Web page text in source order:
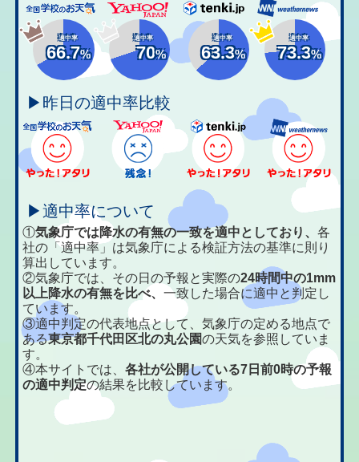
適中率
66.7%
適中率
70%
適中率
63.3%
適中率
73.3%
▶昨日の適中率比較
▶適中率について
①気象庁では降水の有無の一致を適中としており、各
社の「適中率」は気象庁による検証方法の基準に則り
算出しています。
②気象庁では、その日の予報と実際の24時間中の1mm
以上降水の有無を比べ、一致した場合に適中と判定し
ています。
③適中判定の代表地点として、気象庁の定める地点で
ある東京都千代田区北の丸公園の天気を参照していま
す。
④本サイトでは、各社が公開している7日前0時の予報
の適中判定の結果を比較しています。